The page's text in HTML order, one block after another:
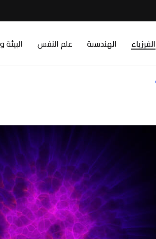
الفيزياء الهندسىة علم النفس البيئة